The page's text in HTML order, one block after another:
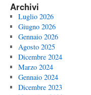
Archivi
Luglio 2026
Giugno 2026
Gennaio 2026
Agosto 2025
Dicembre 2024
Marzo 2024
Gennaio 2024
Dicembre 2023